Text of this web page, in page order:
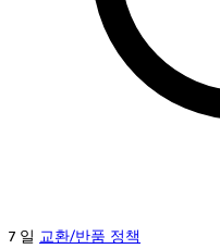
7 일 교환/반품 정책